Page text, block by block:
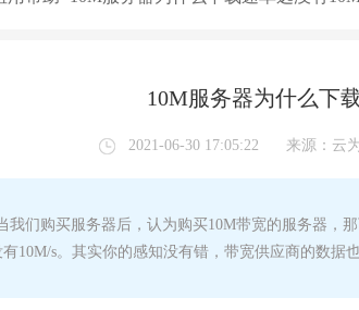
10M服务器为什么下
2021-06-30 17:05:22 来源： 云
们购买服务器后，认为购买10M带宽的服务器，
10M/s。其实你的感知没有错，带宽供应商的数据